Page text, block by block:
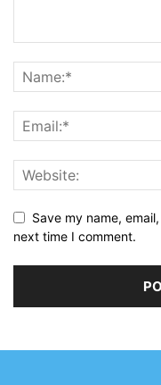
Save my name,
next time I comment.